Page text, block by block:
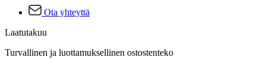
Ota yhteyttä
Laatutakuu
Turvallinen ja luottamuksellinen ostostenteko